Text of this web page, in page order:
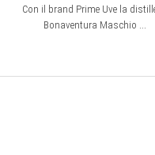
Con il brand Prime Uve la
Bonaventura Maschio ...